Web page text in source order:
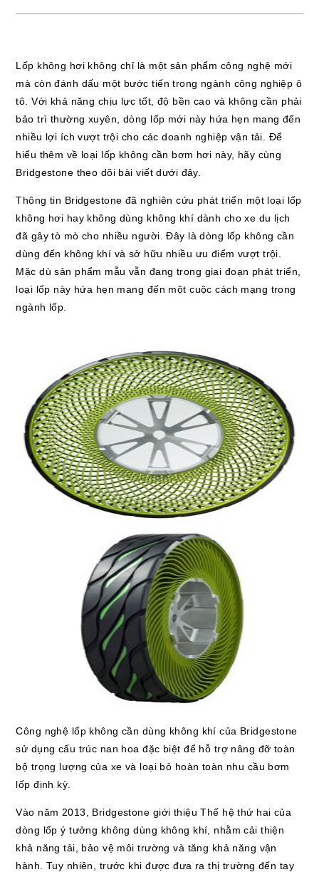
Lốp không hơi không chỉ là một sản phẩm công nghệ mới
mà còn đánh dấu một bước tiến trong ngành công nghiệp ô
tô. Với khả năng chịu lực tốt, độ bền cao và không cần phải
bảo trì thường xuyên, dòng lốp mới này hứa hẹn mang đến
nhiều lợi ích vượt trội cho các doanh nghiệp vận tải. Để
hiểu thêm về loại lốp không cần bơm hơi này, hãy cùng
Bridgestone theo dõi bài viết dưới đây.
Thông tin Bridgestone đã nghiên cứu phát triển một loại lốp
không hơi hay không dùng không khí dành cho xe du lịch
đã gây tò mò cho nhiều người. Đây là dòng lốp không cần
dùng đến không khí và sở hữu nhiều ưu điểm vượt trội.
Mặc dù sản phẩm mẫu vẫn đang trong giai đoạn phát triển,
loại lốp này hứa hẹn mang đến một cuộc cách mạng trong
ngành lốp.
Công nghệ lốp không cần dùng không khí của Bridgestone
sử dụng cấu trúc nan hoa đặc biệt để hỗ trợ nâng đỡ toàn
bộ trọng lượng của xe và loại bỏ hoàn toàn nhu cầu bơm
lốp định kỳ.
Vào năm 2013, Bridgestone giới thiệu Thế hệ thứ hai của
dòng lốp ý tưởng không dùng không khí, nhằm cải thiện
khả năng tải, bảo vệ môi trường và tăng khả năng vận
hành. Tuy nhiên, trước khi được đưa ra thị trường đến tay